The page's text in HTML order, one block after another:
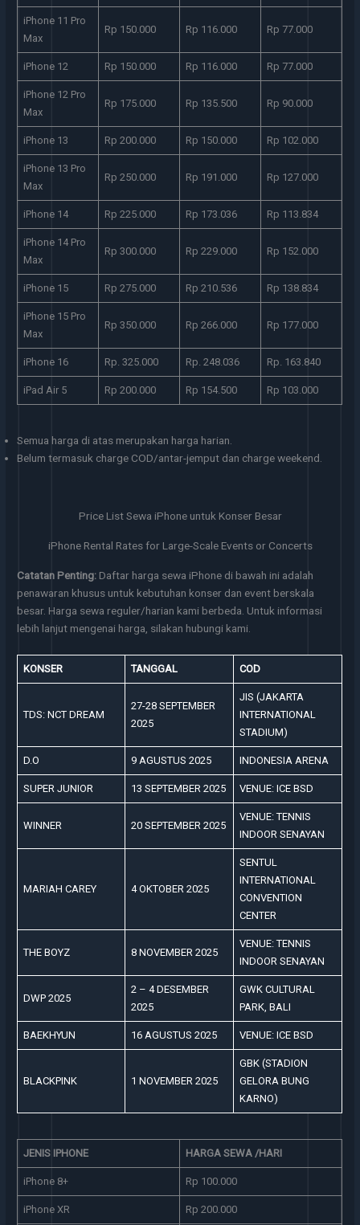
iPhone 11 Pro
Max
Rp 150.000 Rp 116.000 Rp 77.000
iPhone 12 Rp 150.000 Rp 116.000 Rp 77.000
iPhone 12 Pro
Max
Rp 175.000 Rp 135.500 Rp 90.000
iPhone 13 Rp 200.000 Rp 150.000 Rp 102.000
iPhone 13 Pro
Max
Rp 250.000 Rp 191.000 Rp 127.000
iPhone 14 Rp 225.000 Rp 173.036 Rp 113.834
iPhone 14 Pro
Max
Rp 300.000 Rp 229.000 Rp 152.000
iPhone 15 Rp 275.000 Rp 210.536 Rp 138.834
iPhone 15 Pro
Max
Rp 350.000 Rp 266.000 Rp 177.000
iPhone 16 Rp. 325.000 Rp. 248.036 Rp. 163.840
iPad Air 5 Rp 200.000 Rp 154.500 Rp 103.000
Semua harga di atas merupakan harga harian.
Belum termasuk charge COD/antar-jemput dan charge weekend.
Price List Sewa iPhone untuk Konser Besar
iPhone Rental Rates for Large-Scale Events or Concerts
Catatan Penting: Daftar harga sewa iPhone di bawah ini adalah
penawaran khusus untuk kebutuhan konser dan event berskala
besar. Harga sewa reguler/harian kami berbeda. Untuk informasi
lebih lanjut mengenai harga, silakan hubungi kami.
KONSER TANGGAL COD
TDS: NCT DREAM
27-28 SEPTEMBER
2025
JIS (JAKARTA
INTERNATIONAL
STADIUM)
D.O 9 AGUSTUS 2025 INDONESIA ARENA
SUPER JUNIOR 13 SEPTEMBER 2025 VENUE: ICE BSD
WINNER 20 SEPTEMBER 2025
VENUE: TENNIS
INDOOR SENAYAN
MARIAH CAREY 4 OKTOBER 2025
SENTUL
INTERNATIONAL
CONVENTION
CENTER
THE BOYZ 8 NOVEMBER 2025
VENUE: TENNIS
INDOOR SENAYAN
DWP 2025
2 – 4 DESEMBER
2025
GWK CULTURAL
PARK, BALI
BAEKHYUN 16 AGUSTUS 2025 VENUE: ICE BSD
BLACKPINK 1 NOVEMBER 2025
GBK (STADION
GELORA BUNG
KARNO)
JENIS IPHONE HARGA SEWA /HARI
iPhone 8+ Rp 100.000
iPhone XR Rp 200.000